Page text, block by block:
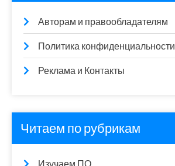
Авторам и правообладателям
Политика конфиденциальности
Реклама и Контакты
Читаем по рубрикам